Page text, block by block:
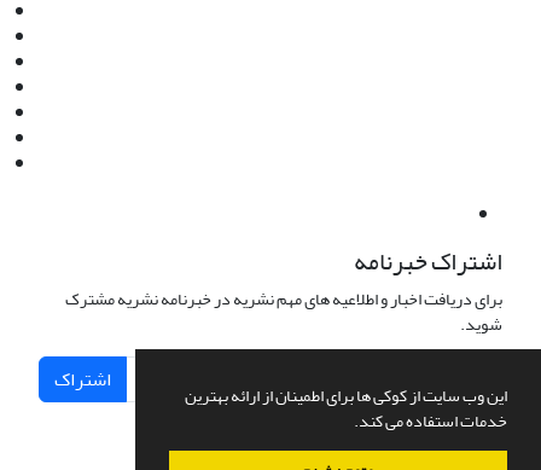
این وب سایت از کوکی ها برای اطمینان از ارائه بهترین
خدمات استفاده می کند.
اشتراک خبرنامه
برای دریافت اخبار و اطلاعیه های مهم نشریه در خبرنامه نشریه مشترک
شوید.
اشتراک